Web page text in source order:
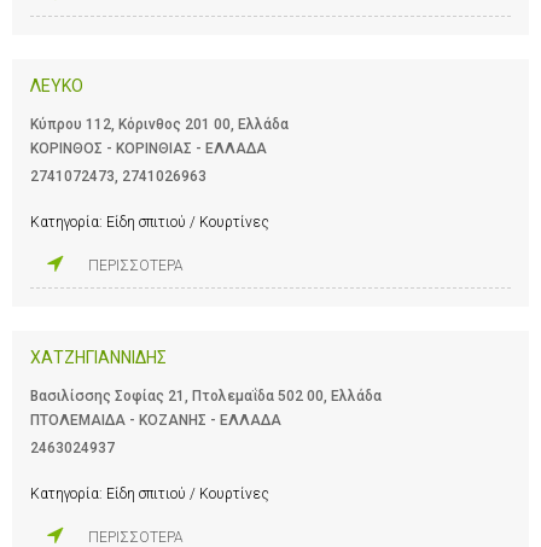
ΛΕΥΚΟ
Κύπρου 112, Κόρινθος 201 00, Ελλάδα
ΚΟΡΙΝΘΟΣ - ΚΟΡΙΝΘΙΑΣ - ΕΛΛΑΔΑ
2741072473 2741026963
Κατηγορία: Είδη σπιτιού / Κουρτίνες
ΠΕΡΙΣΣΟΤΕΡΑ
ΧΑΤΖΗΓΙΑΝΝΙΔΗΣ
Βασιλίσσης Σοφίας 21, Πτολεμαΐδα 502 00, Ελλάδα
ΠΤΟΛΕΜΑΙΔΑ - ΚΟΖΑΝΗΣ - ΕΛΛΑΔΑ
2463024937
Κατηγορία: Είδη σπιτιού / Κουρτίνες
ΠΕΡΙΣΣΟΤΕΡΑ